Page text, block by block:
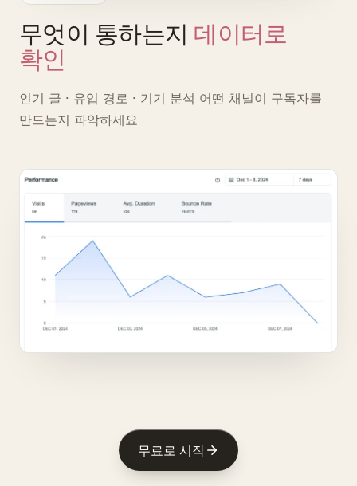
무엇이 통하는지 데이터로
확인
인기 글 · 유입 경로 · 기기 분석 어떤 채널이 구독자를
만드는지 파악하세요
무료로 시작